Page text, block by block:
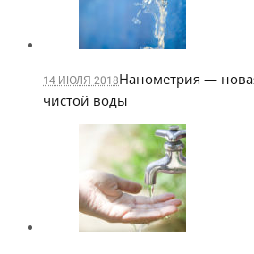
14 ИЮЛЯ 2018Нанометрия —
чистой воды